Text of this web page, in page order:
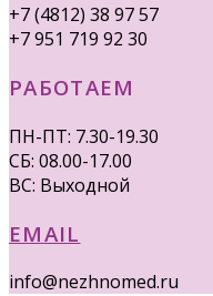
+7 (4812) 38 97 57
+7 951 719 92 30
РАБОТАЕМ
ПН-ПТ: 7.30-19.30
СБ: 08.00-17.00
ВС: Выходной
EMAIL
info@nezhnomed.ru